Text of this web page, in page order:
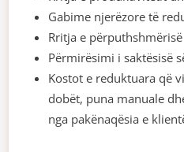
Gabime njerëzore të
Rritja e përputhshmërisë
Përmirësimi i saktësisë
Kostot e reduktuara që
dobët, puna manuale
nga pakënaqësia e